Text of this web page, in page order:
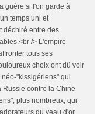
guère si l'on garde à
temps uni et
déchiré entre des
/> L'empire
tous ses
choix ont dû voir
néo-"kissigériens" qui
Russie contre la Chine
plus nombreux, qui
du veau d'or